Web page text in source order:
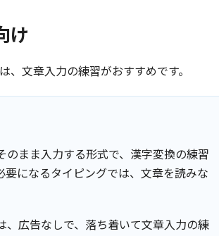
け
文章入力の練習がおすすめです。
まま入力する形式で、漢字変換の練習
になるタイピングでは、文章を読みな
広告なしで、落ち着いて文章入力の練